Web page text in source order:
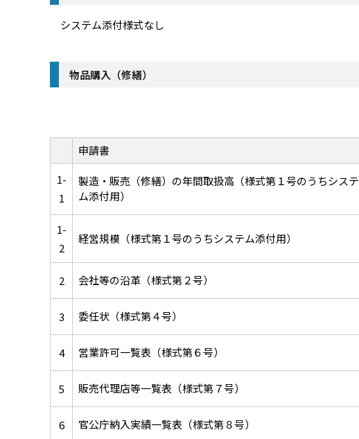
システム添付様式なし
物品購入（修繕）
申請書
1-
1
製造・販売（修繕）の年間取扱高（様式第１号のうちシステ
ム添付用）
1-
2
経営規模（様式第１号のうちシステム添付用）
2 会社等の沿革（様式第２号）
3 委任状（様式第４号）
4 営業許可一覧表（様式第６号）
5 販売代理店等一覧表（様式第７号）
6 官公庁納入実績一覧表（様式第８号）